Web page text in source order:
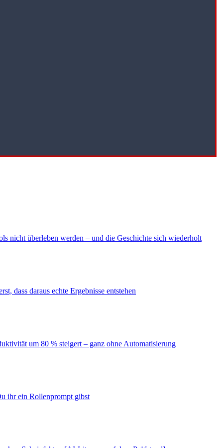
nicht überleben werden – und die Geschichte sich wiederholt
dass daraus echte Ergebnisse entstehen
um 80 % steigert – ganz ohne Automatisierung
ihr ein Rollenprompt gibst